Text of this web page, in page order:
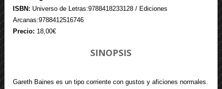
ISBN: Universo de Letras:9788418233128 / Ediciones
Arcanas:9788412516746
Precio: 18,00€
SINOPSIS
Gareth Baines es un tipo corriente con gustos y aficiones normales.